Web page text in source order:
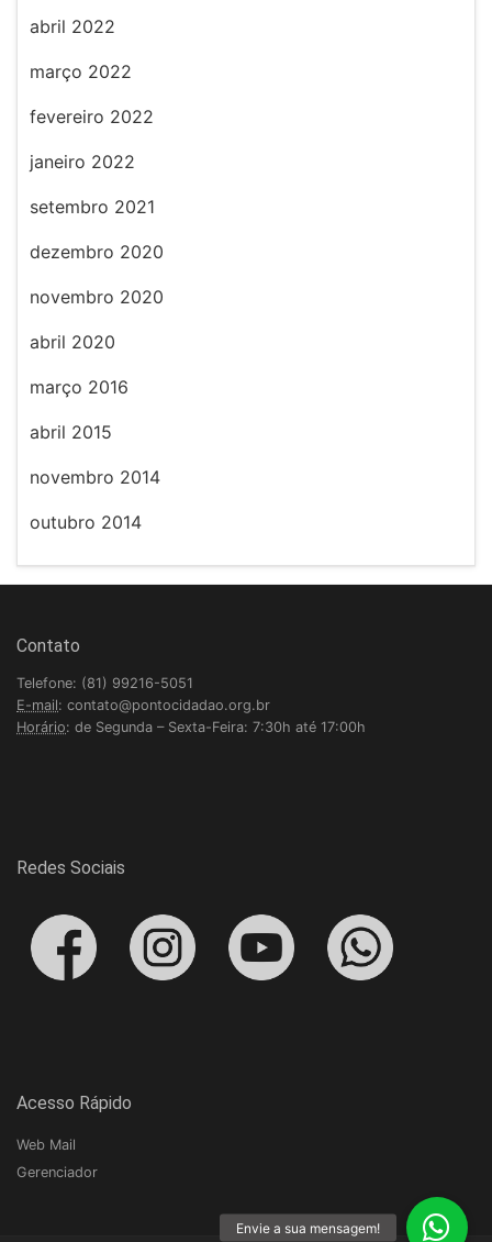
abril 2022
março 2022
fevereiro 2022
janeiro 2022
setembro 2021
dezembro 2020
novembro 2020
abril 2020
março 2016
abril 2015
novembro 2014
outubro 2014
Contato
Telefone: (81) 99216-5051
E-mail: contato@pontocidadao.org.br
Horário: de Segunda – Sexta-Feira: 7:30h até 17:00h
Redes Sociais
Acesso Rápido
Web Mail
Gerenciador